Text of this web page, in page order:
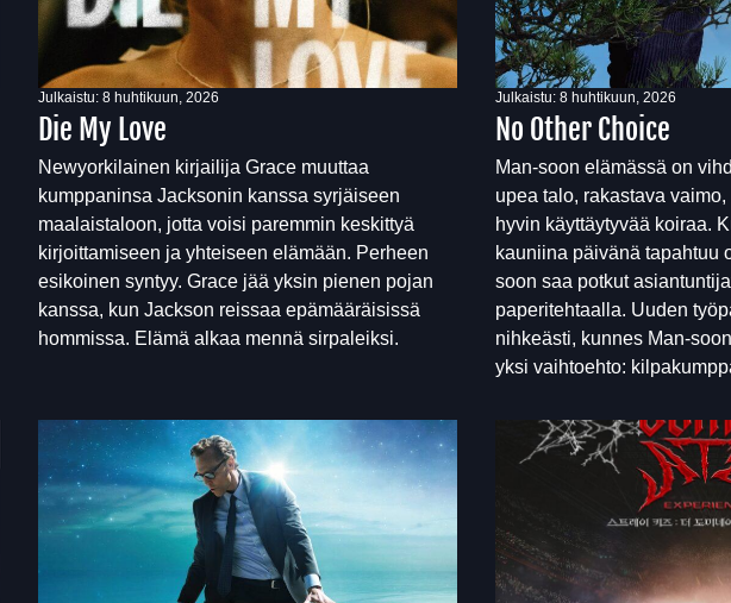
Julkaistu: 8 huhtikuun, 2026
Die My Love
Newyorkilainen kirjailija Grace muuttaa
kumppaninsa Jacksonin kanssa syrjäiseen
maalaistaloon, jotta voisi paremmin keskittyä
kirjoittamiseen ja yhteiseen elämään. Perheen
esikoinen syntyy. Grace jää yksin pienen pojan
kanssa, kun Jackson reissaa epämääräisissä
hommissa. Elämä alkaa mennä sirpaleiksi.
Julkaistu: 8 huhtikuun, 2026
No Other Choice
Man-soon elämässä on
upea talo, rakastava
hyvin käyttäytyvää koiraa.
kauniina päivänä tapahtuu
soon saa potkut
paperitehtaalla. Uuden
nihkeästi, kunnes Man-
yksi vaihtoehto: